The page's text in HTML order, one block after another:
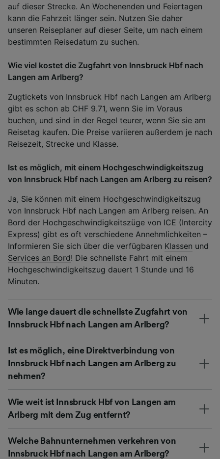
auf dieser Strecke. An Wochenenden und Feiertagen
kann die Fahrzeit länger sein. Nutzen Sie daher
unseren Reiseplaner auf dieser Seite, um nach einem
bestimmten Reisedatum zu suchen.
Wie viel kostet die Zugfahrt von Innsbruck Hbf nach
Langen am Arlberg?
Zugtickets von Innsbruck Hbf nach Langen am Arlberg
gibt es schon ab CHF 9.71, wenn Sie im Voraus
buchen, und sind in der Regel teurer, wenn Sie sie am
Reisetag kaufen. Die Preise variieren außerdem je nach
Reisezeit, Strecke und Klasse.
Ist es möglich, mit einem Hochgeschwindigkeitszug
von Innsbruck Hbf nach Langen am Arlberg zu reisen?
Ja, Sie können mit einem Hochgeschwindigkeitszug
von Innsbruck Hbf nach Langen am Arlberg reisen. An
Bord der Hochgeschwindigkeitszüge von ICE (Intercity
Express) gibt es oft verschiedene Annehmlichkeiten –
Informieren Sie sich über die verfügbaren Klassen und
Services an Bord! Die schnellste Fahrt mit einem
Hochgeschwindigkeitszug dauert 1 Stunde und 16
Minuten.
Wie lange dauert die schnellste Zugfahrt von
Innsbruck Hbf nach Langen am Arlberg?
Ist es möglich, eine Direktverbindung von
Innsbruck Hbf nach Langen am Arlberg zu
nehmen?
Wie weit ist Innsbruck Hbf von Langen am
Arlberg mit dem Zug entfernt?
Welche Bahnunternehmen verkehren von
Innsbruck Hbf nach Langen am Arlberg?